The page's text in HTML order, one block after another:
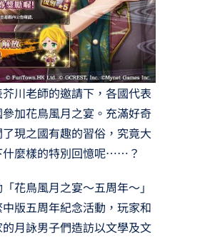
川老師的邀請下，各國代表
加花鳥風月之宴。充滿好奇
現之國有趣的習俗，究竟大
什麼樣的特別回憶呢……？
花鳥風月之宴～五周年～」
版五周年紀念活動，玩家和
月詠男子們造訪以文學及文